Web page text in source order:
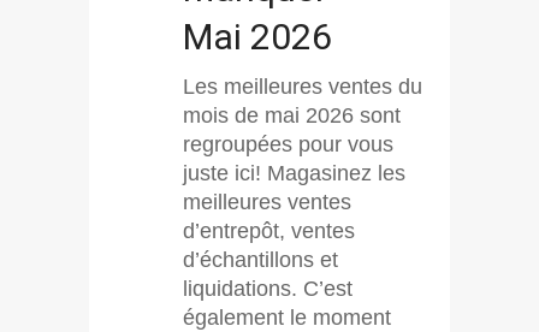
Mai 2026
Les meilleures ventes du
mois de mai 2026 sont
regroupées pour vous
juste ici! Magasinez les
meilleures ventes
d’entrepôt, ventes
d’échantillons et
liquidations. C’est
également le moment